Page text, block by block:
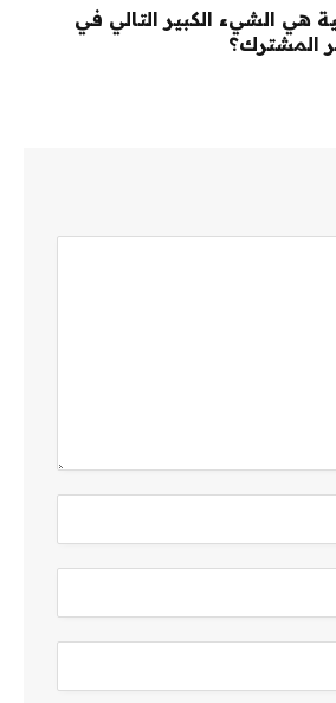
هي الشيء الكبير التالي في
المشترك؟